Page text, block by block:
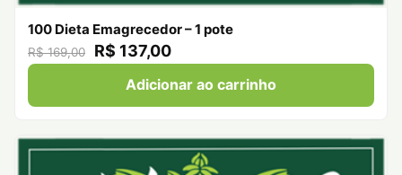
100 Dieta Emagrecedor – 1 pote
R$ 169,00 R$ 137,00
Adicionar ao carrinho